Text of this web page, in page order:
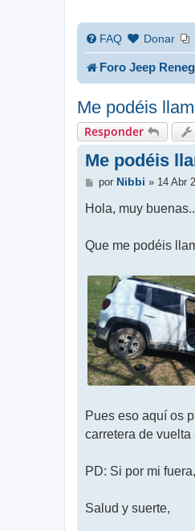
FAQ Donar
Foro Jeep
Me podéis
Responder
Me podéis
M
n
j
e
por Nibbi » 14 Abr
Hola, muy
Que me podéis
Pues eso aquí os
carretera de
PD: Si por mi
Salud y suerte,